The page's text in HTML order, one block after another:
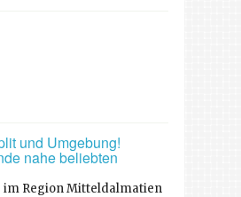
und Umgebung!
nahe beliebten
im Region Mitteldalmatien